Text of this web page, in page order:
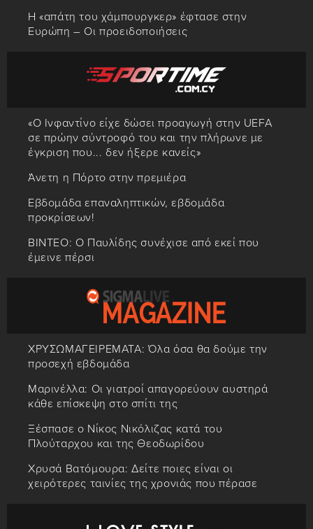
Η «απάτη του χάμπουργκερ» έφτασε στην
Ευρώπη – Οι προειδοποιήσεις
«Ο Ινφαντίνο είχε δώσει προαγωγή στην UEFA
σε πρώην σύντροφό του και την πλήρωνε με
έγκριση που... δεν ήξερε κανείς»
Άνετη η Πόρτο στην πρεμιέρα
Εβδομάδα επαναληπτικών, εβδομάδα
προκρίσεων!
ΒΙΝΤΕΟ: Ο Παυλίδης συνέχισε από εκεί που
έμεινε πέρσι
ΧΡΥΣΩΜΑΓΕΙΡΕΜΑΤΑ: Όλα όσα θα δούμε την
προσεχή εβδομάδα
Μαρινέλλα: Οι γιατροί απαγορεύουν αυστηρά
κάθε επίσκεψη στο σπίτι της
Ξέσπασε ο Νίκος Νικόλιζας κατά του
Πλούταρχου και της Θεοδωρίδου
Χρυσά Βατόμουρα: Δείτε ποιες είναι οι
χειρότερες ταινίες της χρονιάς που πέρασε